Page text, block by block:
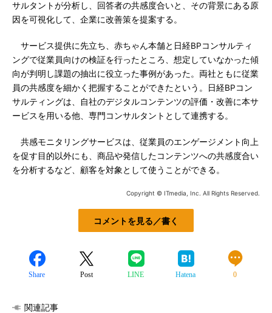
サルタントが分析し、回答者の共感度合いと、その背景にある原
因を可視化して、企業に改善策を提案する。
サービス提供に先立ち、赤ちゃん本舗と日経BPコンサルティ
ングで従業員向けの検証を行ったところ、想定していなかった傾
向が判明し課題の抽出に役立った事例があった。両社ともに従業
員の共感度を細かく把握することができたという。日経BPコン
サルティングは、自社のデジタルコンテンツの評価・改善に本サ
ービスを用いる他、専門コンサルタントとして連携する。
共感モニタリングサービスは、従業員のエンゲージメント向上
を促す目的以外にも、商品や発信したコンテンツへの共感度合い
を分析するなど、顧客を対象として使うことができる。
Copyright © ITmedia, Inc. All Rights Reserved.
コメントを見る／書く
Share Post LINE Hatena 0
関連記事